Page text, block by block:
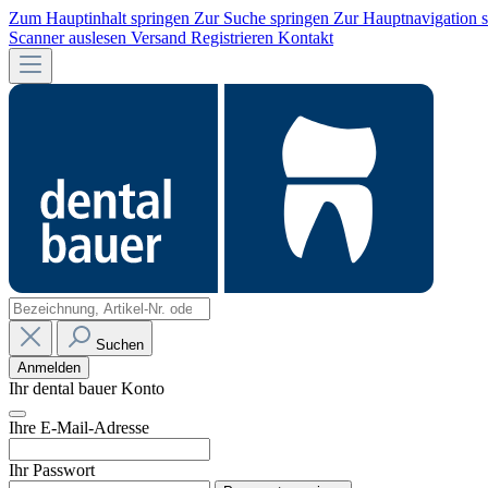
Zum Hauptinhalt springen Zur Suche springen Zur Hauptnavigation
Scanner auslesen Versand Registrieren Kontakt
Suchen
Anmelden
Ihr dental bauer Konto
Ihre E-Mail-Adresse
Ihr Passwort